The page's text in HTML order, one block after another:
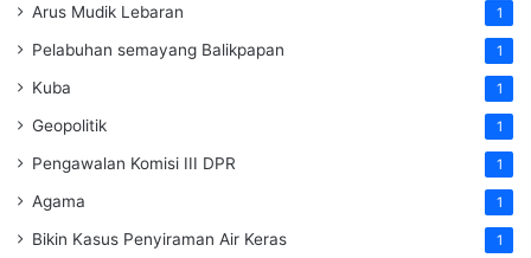
Arus Mudik Lebaran 1
Pelabuhan semayang Balikpapan 1
Kuba 1
Geopolitik 1
Pengawalan Komisi III DPR 1
Agama 1
Bikin Kasus Penyiraman Air Keras 1